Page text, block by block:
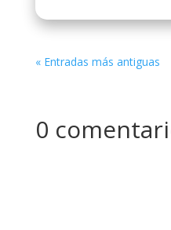
« Entradas más antiguas
0